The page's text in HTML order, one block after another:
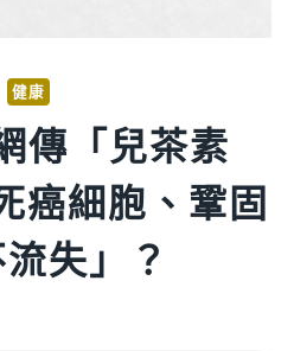
健康
傳「兒茶素
癌細胞、鞏固
失」？